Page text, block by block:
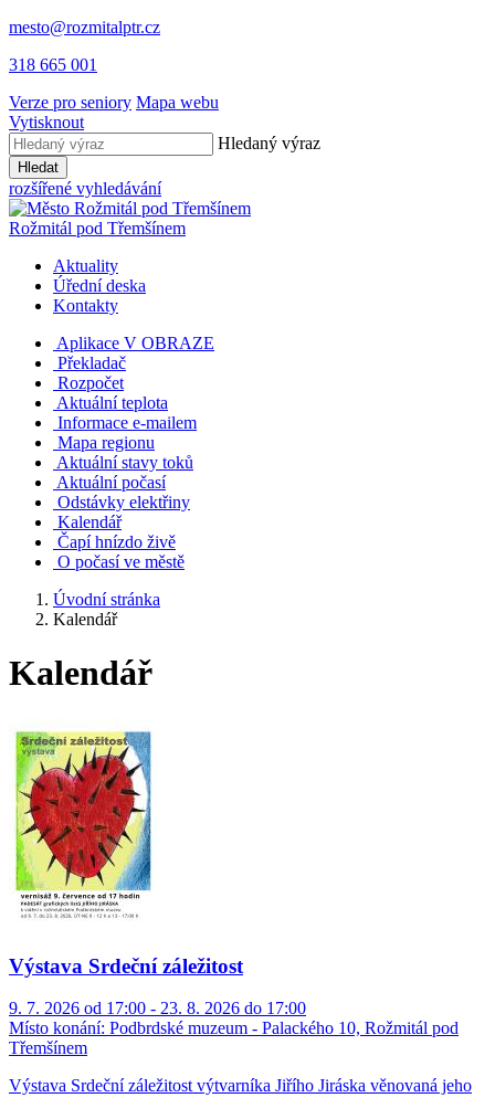
mesto@rozmitalptr.cz
318 665 001
Verze pro seniory Mapa webu
Vytisknout
Hledaný výraz
Hledat
rozšířené vyhledávání
Rožmitál pod Třemšínem
Aktuality
Úřední deska
Kontakty
Aplikace V OBRAZE
Překladač
Rozpočet
Aktuální teplota
Informace e-mailem
Mapa regionu
Aktuální stavy toků
Aktuální počasí
Odstávky elektřiny
Kalendář
Čapí hnízdo živě
O počasí ve městě
Úvodní stránka
Kalendář
Kalendář
Výstava Srdeční záležitost
9. 7. 2026 od 17:00 - 23. 8. 2026 do 17:00
Místo konání: Podbrdské muzeum - Palackého 10, Rožmitál pod
Třemšínem
Výstava Srdeční záležitost výtvarníka Jiřího Jiráska věnovaná jeho